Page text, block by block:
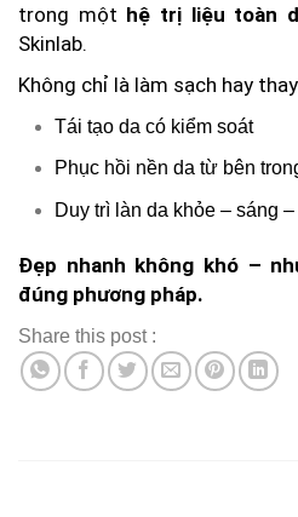
trong một hệ trị liệu toàn
Skinlab.
Không chỉ là làm sạch hay
Tái tạo da có kiểm soát
Phục hồi nền da từ bên
Duy trì làn da khỏe – sáng
Đẹp nhanh không khó –
đúng phương pháp.
Share this post :